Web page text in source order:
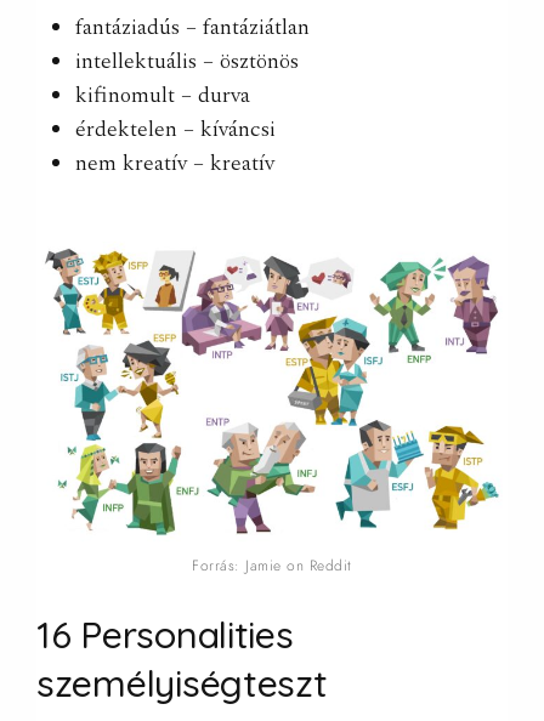
fantáziadús – fantáziátlan
intellektuális – ösztönös
kifinomult – durva
érdektelen – kíváncsi
nem kreatív – kreatív
Forrás: Jamie on Reddit
16 Personalities
személyiségteszt